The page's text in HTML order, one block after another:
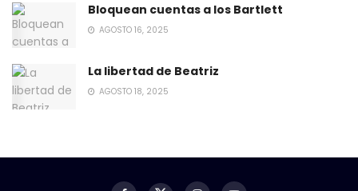
Bloquean cuentas a los Bartlett
AGOSTO 16, 2025
La libertad de Beatriz
AGOSTO 18, 2025